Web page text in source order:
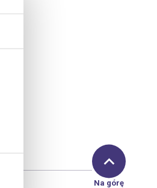
Na górę